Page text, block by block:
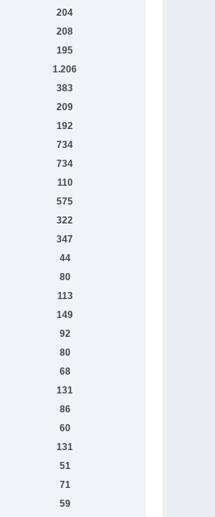
204
208
195
1.206
383
209
192
734
734
110
575
322
347
44
80
113
149
92
80
68
131
86
60
131
51
71
59